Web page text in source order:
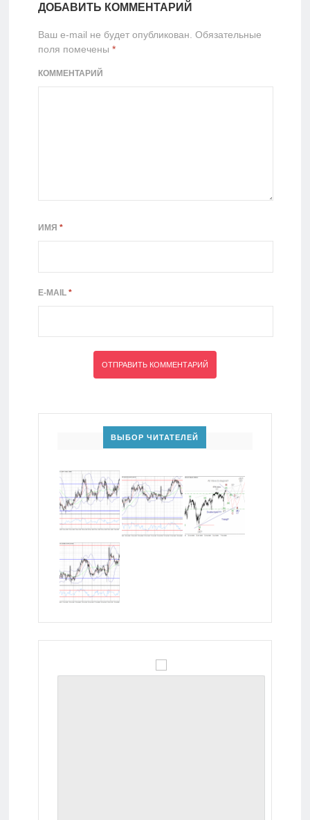
ДОБАВИТЬ КОММЕНТАРИЙ
Ваш e-mail не будет опубликован. Обязательные
поля помечены *
КОММЕНТАРИЙ
ИМЯ *
E-MAIL *
ВЫБОР ЧИТАТЕЛЕЙ